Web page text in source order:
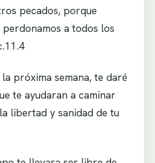
pecados, porque
a todos los
próxima semana, te daré
te ayudaran a caminar
libertad y sanidad de tu